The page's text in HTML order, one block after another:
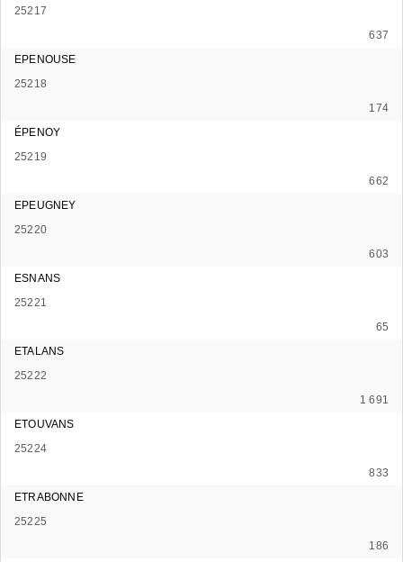
25217
637
EPENOUSE
25218
174
ÉPENOY
25219
662
EPEUGNEY
25220
603
ESNANS
25221
65
ETALANS
25222
1 691
ETOUVANS
25224
833
ETRABONNE
25225
186